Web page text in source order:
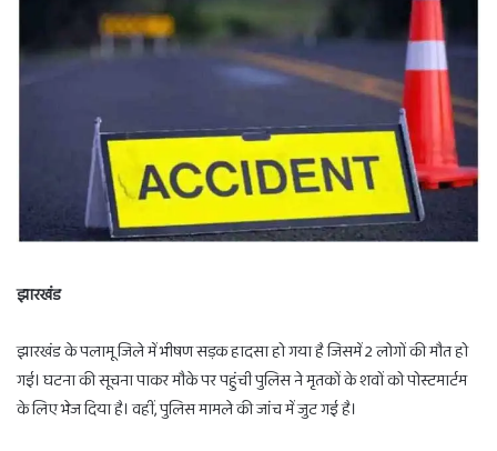
झारखंड
झारखंड के पलामू जिले में भीषण सड़क हादसा हो गया है जिसमें 2 लोगों की मौत हो
गई। घटना की सूचना पाकर मौके पर पहुंची पुलिस ने मृतकों के शवों को पोस्टमार्टम
के लिए भेज दिया है। वहीं, पुलिस मामले की जांच में जुट गई है।